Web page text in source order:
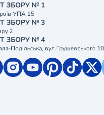
ЗБОРУ № 1
УПА 15
ЗБОРУ № 3
2
ЗБОРУ № 4
Подільська, вул.Грушевського